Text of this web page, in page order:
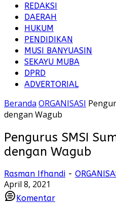
REDAKSI
DAERAH
HUKUM
PENDIDIKAN
MUSI BANYUASIN
SEKAYU MUBA
DPRD
ADVERTORIAL
Beranda ORGANISASI
dengan Wagub
Pengurus SMSI
dengan Wagub
Rasman Ifhandi -
April 8, 2021
Komentar